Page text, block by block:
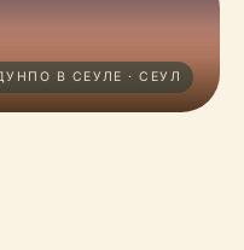
В СЕУЛЕ · СЕУЛ